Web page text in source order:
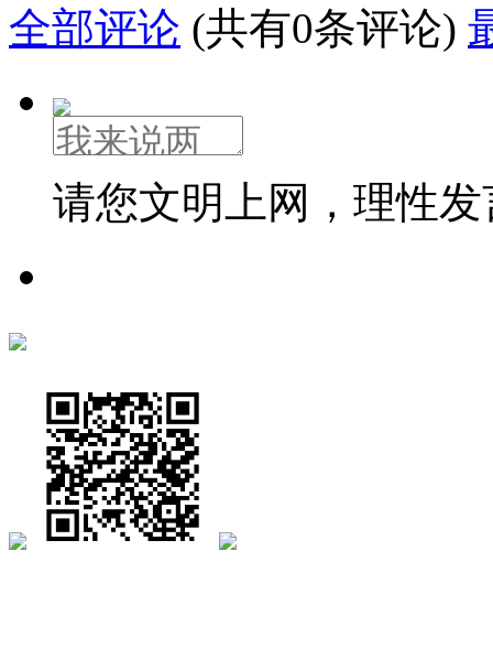
全部评论 (共有0条评论)
请您文明上网，理性